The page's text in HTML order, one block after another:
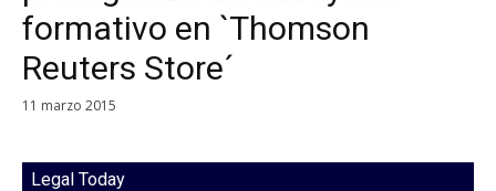
formativo en `Thomson
Reuters Store´
11 marzo 2015
Legal Today